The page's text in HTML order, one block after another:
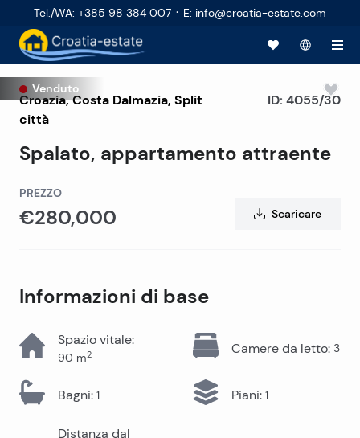
Tel./WA: +385 98 384 007 · E: info@croatia-estate.com
Venduto
Croazia,Costa Dalmazia, Split
città
Spalato, appartamento attraente
ID: 4055/30
PREZZO
€280,000 Scaricare
Informazioni di base
Spazio vitale:
90 m2 Camere da letto: 3
Bagni: 1 Piani: 1
Distanza dal